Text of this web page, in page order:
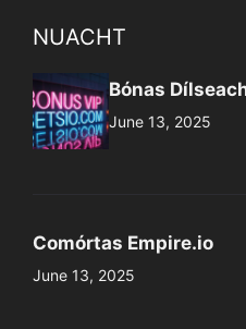
NUACHT
Bónas
June 13, 2025
Comórtas Empire.io
June 13, 2025